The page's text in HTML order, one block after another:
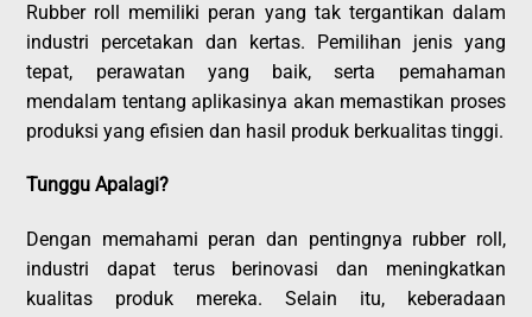
Rubber roll memiliki peran yang tak tergantikan dalam
industri percetakan dan kertas. Pemilihan jenis yang
tepat, perawatan yang baik, serta pemahaman
mendalam tentang aplikasinya akan memastikan proses
produksi yang efisien dan hasil produk berkualitas tinggi.
Tunggu Apalagi?
Dengan memahami peran dan pentingnya rubber roll,
industri dapat terus berinovasi dan meningkatkan
kualitas produk mereka. Selain itu, keberadaan